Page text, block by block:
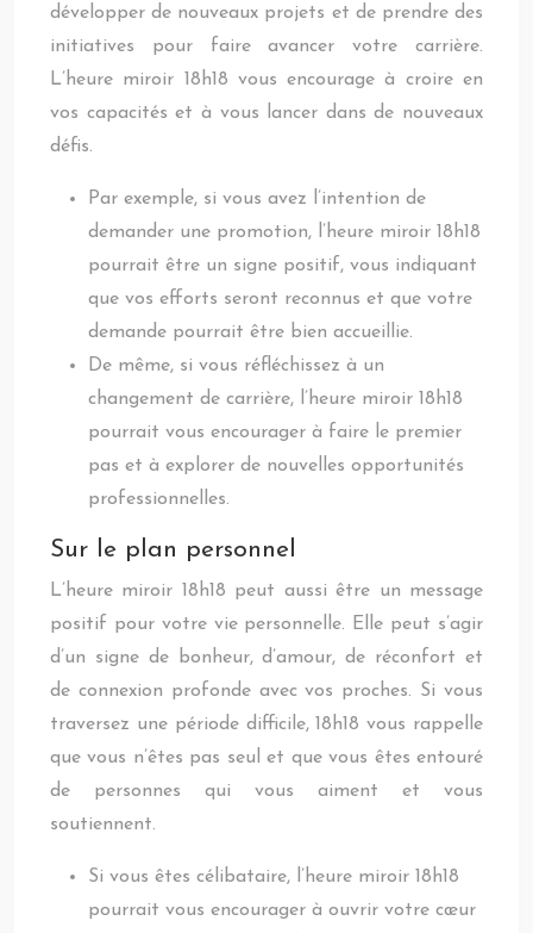
développer de nouveaux projets et de prendre des
initiatives pour faire avancer votre carrière.
L’heure miroir 18h18 vous encourage à croire en
vos capacités et à vous lancer dans de nouveaux
défis.
Par exemple, si vous avez l’intention de
demander une promotion, l’heure miroir 18h18
pourrait être un signe positif, vous indiquant
que vos efforts seront reconnus et que votre
demande pourrait être bien accueillie.
De même, si vous réfléchissez à un
changement de carrière, l’heure miroir 18h18
pourrait vous encourager à faire le premier
pas et à explorer de nouvelles opportunités
professionnelles.
Sur le plan personnel
L’heure miroir 18h18 peut aussi être un message
positif pour votre vie personnelle. Elle peut s’agir
d’un signe de bonheur, d’amour, de réconfort et
de connexion profonde avec vos proches. Si vous
traversez une période difficile, 18h18 vous rappelle
que vous n’êtes pas seul et que vous êtes entouré
de personnes qui vous aiment et vous
soutiennent.
Si vous êtes célibataire, l’heure miroir 18h18
pourrait vous encourager à ouvrir votre cœur